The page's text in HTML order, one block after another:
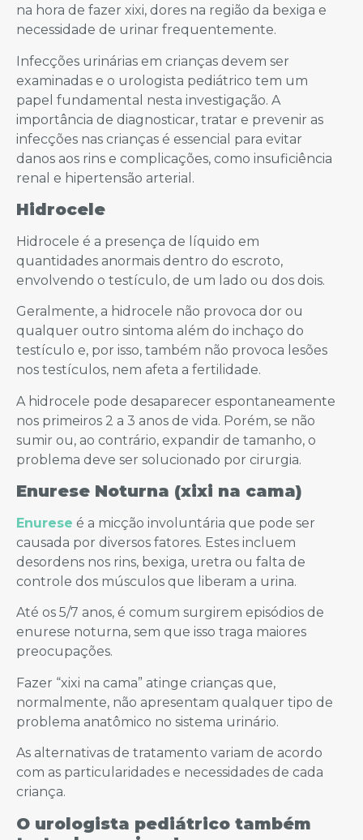
na hora de fazer xixi, dores na região da bexiga e
necessidade de urinar frequentemente.
Infecções urinárias em crianças devem ser
examinadas e o urologista pediátrico tem um
papel fundamental nesta investigação. A
importância de diagnosticar, tratar e prevenir as
infecções nas crianças é essencial para evitar
danos aos rins e complicações, como insuficiência
renal e hipertensão arterial.
Hidrocele
Hidrocele é a presença de líquido em
quantidades anormais dentro do escroto,
envolvendo o testículo, de um lado ou dos dois.
Geralmente, a hidrocele não provoca dor ou
qualquer outro sintoma além do inchaço do
testículo e, por isso, também não provoca lesões
nos testículos, nem afeta a fertilidade.
A hidrocele pode desaparecer espontaneamente
nos primeiros 2 a 3 anos de vida. Porém, se não
sumir ou, ao contrário, expandir de tamanho, o
problema deve ser solucionado por cirurgia.
Enurese Noturna (xixi na cama)
Enurese é a micção involuntária que pode ser
causada por diversos fatores. Estes incluem
desordens nos rins, bexiga, uretra ou falta de
controle dos músculos que liberam a urina.
Até os 5/7 anos, é comum surgirem episódios de
enurese noturna, sem que isso traga maiores
preocupações.
Fazer “xixi na cama” atinge crianças que,
normalmente, não apresentam qualquer tipo de
problema anatômico no sistema urinário.
As alternativas de tratamento variam de acordo
com as particularidades e necessidades de cada
criança.
O urologista pediátrico também